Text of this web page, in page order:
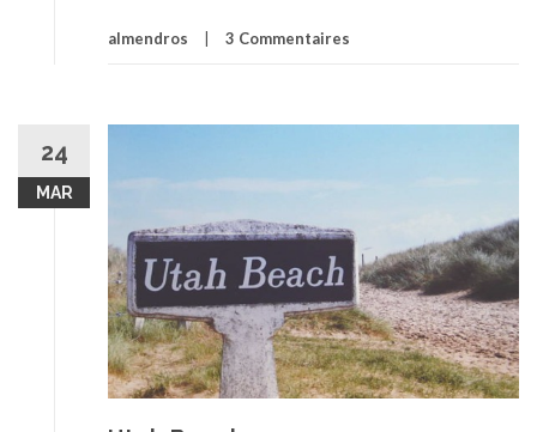
almendros 3 Commentaires
24
MAR